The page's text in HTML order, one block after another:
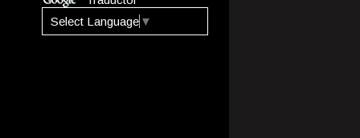
Select Language ▼